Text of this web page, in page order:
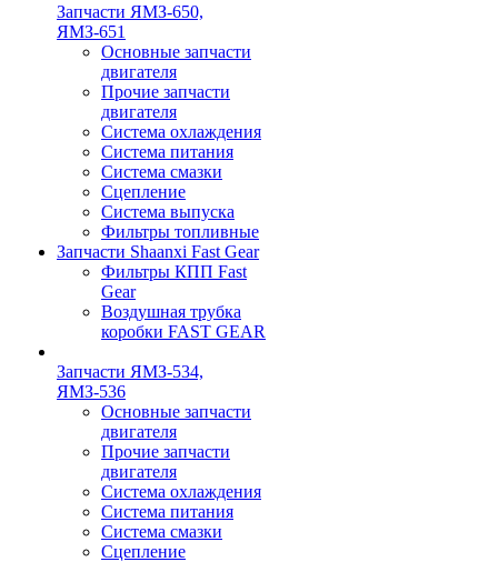
Запчасти ЯМЗ-650,
ЯМЗ-651
Основные запчасти
двигателя
Прочие запчасти
двигателя
Система охлаждения
Система питания
Система смазки
Сцепление
Система выпуска
Фильтры топливные
Запчасти Shaanxi Fast Gear
Фильтры КПП Fast
Gear
Воздушная трубка
коробки FAST GEAR
Запчасти ЯМЗ-534,
ЯМЗ-536
Основные запчасти
двигателя
Прочие запчасти
двигателя
Система охлаждения
Система питания
Система смазки
Сцепление